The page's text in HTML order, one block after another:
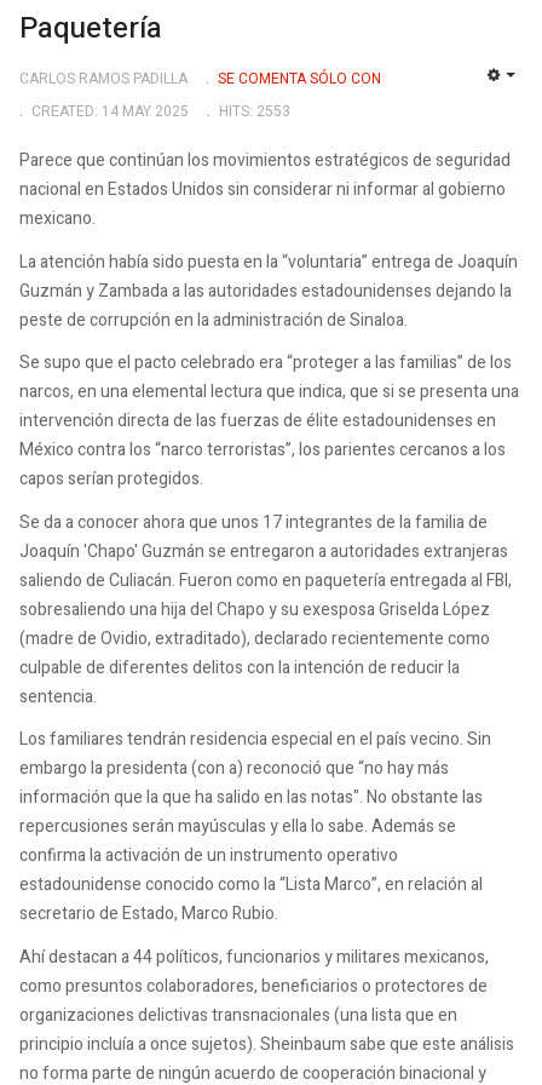
Paquetería
CARLOS RAMOS PADILLA
SE COMENTA SÓLO CON
CREATED: 14 MAY 2025
HITS: 2553
Parece que continúan los movimientos estratégicos de seguridad
nacional en Estados Unidos sin considerar ni informar al gobierno
mexicano.
La atención había sido puesta en la “voluntaria” entrega de Joaquín
Guzmán y Zambada a las autoridades estadounidenses dejando la
peste de corrupción en la administración de Sinaloa.
Se supo que el pacto celebrado era “proteger a las familias” de los
narcos, en una elemental lectura que indica, que si se presenta una
intervención directa de las fuerzas de élite estadounidenses en
México contra los “narco terroristas”, los parientes cercanos a los
capos serían protegidos.
Se da a conocer ahora que unos 17 integrantes de la familia de
Joaquín 'Chapo' Guzmán se entregaron a autoridades extranjeras
saliendo de Culiacán. Fueron como en paquetería entregada al FBI,
sobresaliendo una hija del Chapo y su exesposa Griselda López
(madre de Ovidio, extraditado), declarado recientemente como
culpable de diferentes delitos con la intención de reducir la
sentencia.
Los familiares tendrán residencia especial en el país vecino. Sin
embargo la presidenta (con a) reconoció que “no hay más
información que la que ha salido en las notas". No obstante las
repercusiones serán mayúsculas y ella lo sabe. Además se
confirma la activación de un instrumento operativo
estadounidense conocido como la “Lista Marco”, en relación al
secretario de Estado, Marco Rubio.
Ahí destacan a 44 políticos, funcionarios y militares mexicanos,
como presuntos colaboradores, beneficiarios o protectores de
organizaciones delictivas transnacionales (una lista que en
principio incluía a once sujetos). Sheinbaum sabe que este análisis
no forma parte de ningún acuerdo de cooperación binacional y